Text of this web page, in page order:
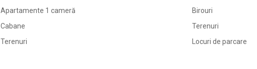
Apartamente 1 cameră
Cabane
Terenuri
Birouri
Terenuri
Locuri de parcare